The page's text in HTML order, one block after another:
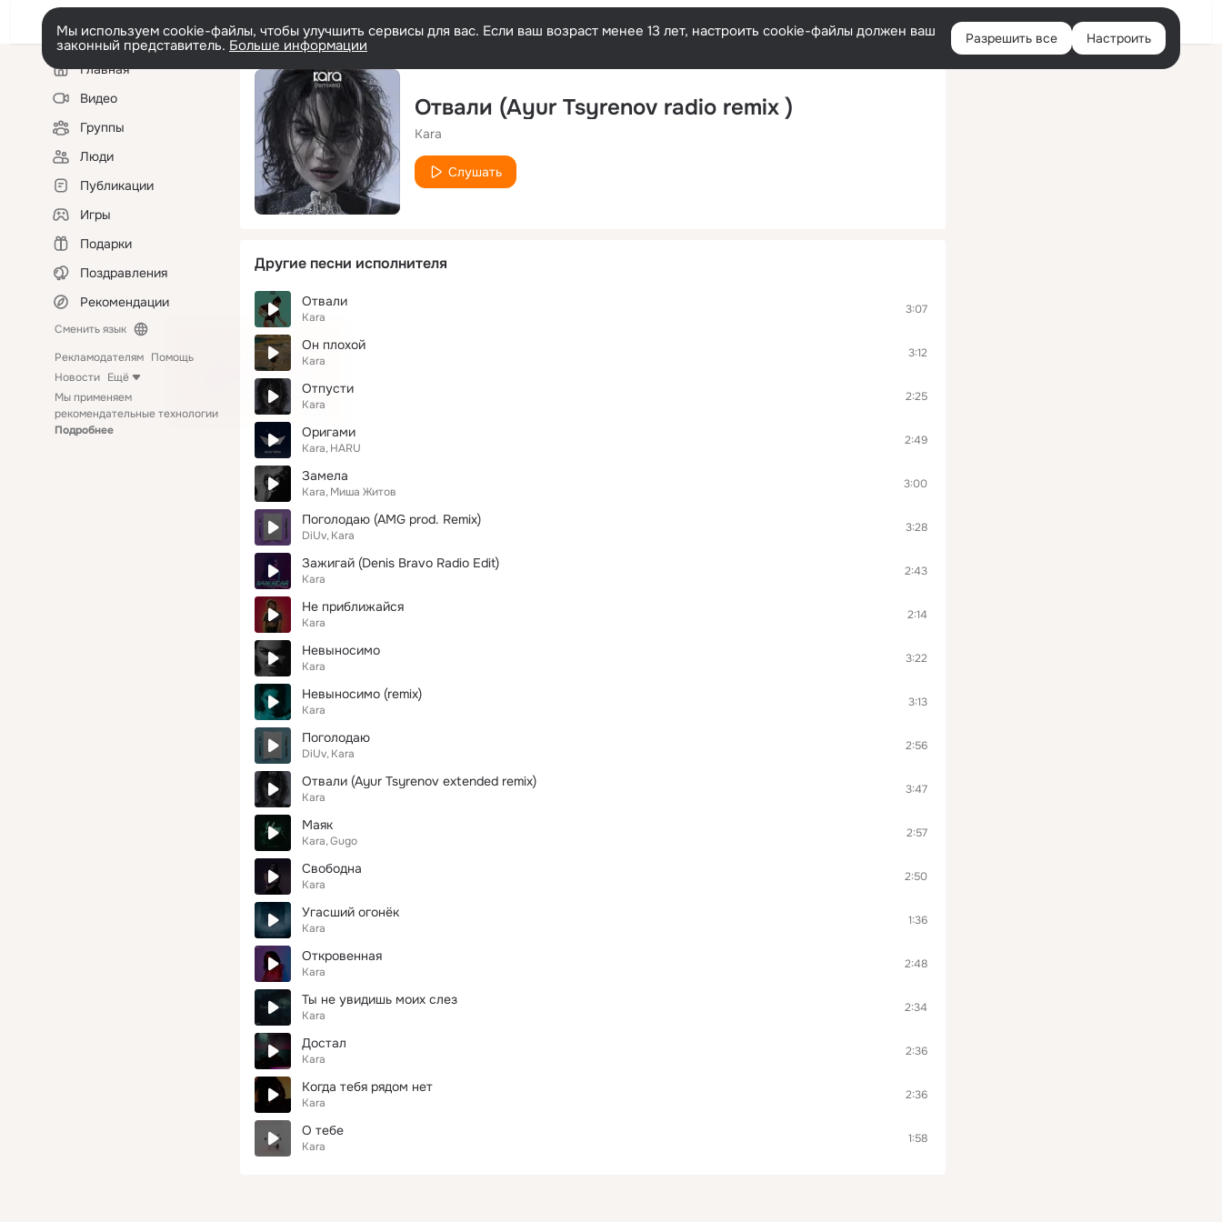
Войти
Мы используем cookie-файлы, чтобы улучшить сервисы для вас. Если ваш возраст менее 13 лет, настроить cookie-файлы должен ваш
законный представитель. Больше информации Разрешить все Настроить
Левая
колонкаГлавная
Видео
Группы
Люди
Публикации
Игры
Подарки
Поздравления
Рекомендации
Сменить язык
Рекламодателям Помощь
Новости Ещё
Мы применяем
рекомендательные технологии
Подробнее
Отвали (Ayur Tsyrenov radio remix )
Kara
Слушать
Другие песни исполнителя
Отвали
Kara
3:07
Он плохой
Kara
3:12
Отпусти
Kara
2:25
Оригами
Kara HARU
2:49
Замела
Kara Миша Житов
3:00
Поголодаю (AMG prod. Remix)
DiUv Kara
3:28
Зажигай (Denis Bravo Radio Edit)
Kara
2:43
Не приближайся
Kara
2:14
Невыносимо
Kara
3:22
Невыносимо (remix)
Kara
3:13
Поголодаю
DiUv Kara
2:56
Отвали (Ayur Tsyrenov extended remix)
Kara
3:47
Маяк
Kara Gugo
2:57
Свободна
Kara
2:50
Угасший огонёк
Kara
1:36
Откровенная
Kara
2:48
Ты не увидишь моих слез
Kara
2:34
Достал
Kara
2:36
Когда тебя рядом нет
Kara
2:36
О тебе
Kara
1:58